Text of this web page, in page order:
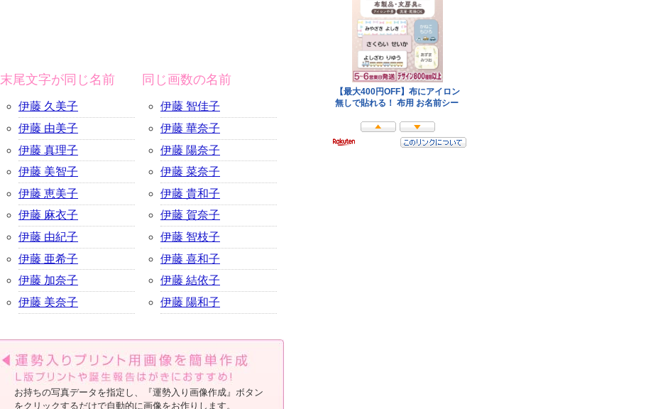
末尾文字が同じ名前
伊藤 久美子
伊藤 由美子
伊藤 真理子
伊藤 美智子
伊藤 恵美子
伊藤 麻衣子
伊藤 由紀子
伊藤 亜希子
伊藤 加奈子
伊藤 美奈子
同じ画数の名前
伊藤 智佳子
伊藤 華奈子
伊藤 陽奈子
伊藤 菜奈子
伊藤 貴和子
伊藤 賀奈子
伊藤 智枝子
伊藤 喜和子
伊藤 結依子
伊藤 陽和子
お持ちの写真データを指定し、『運勢入り画像作成』ボタン
をクリックするだけで自動的に画像をお作りします。